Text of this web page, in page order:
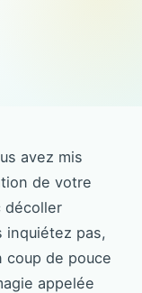
avez mis
de votre
décoller
inquiétez pas,
coup de pouce
appelée